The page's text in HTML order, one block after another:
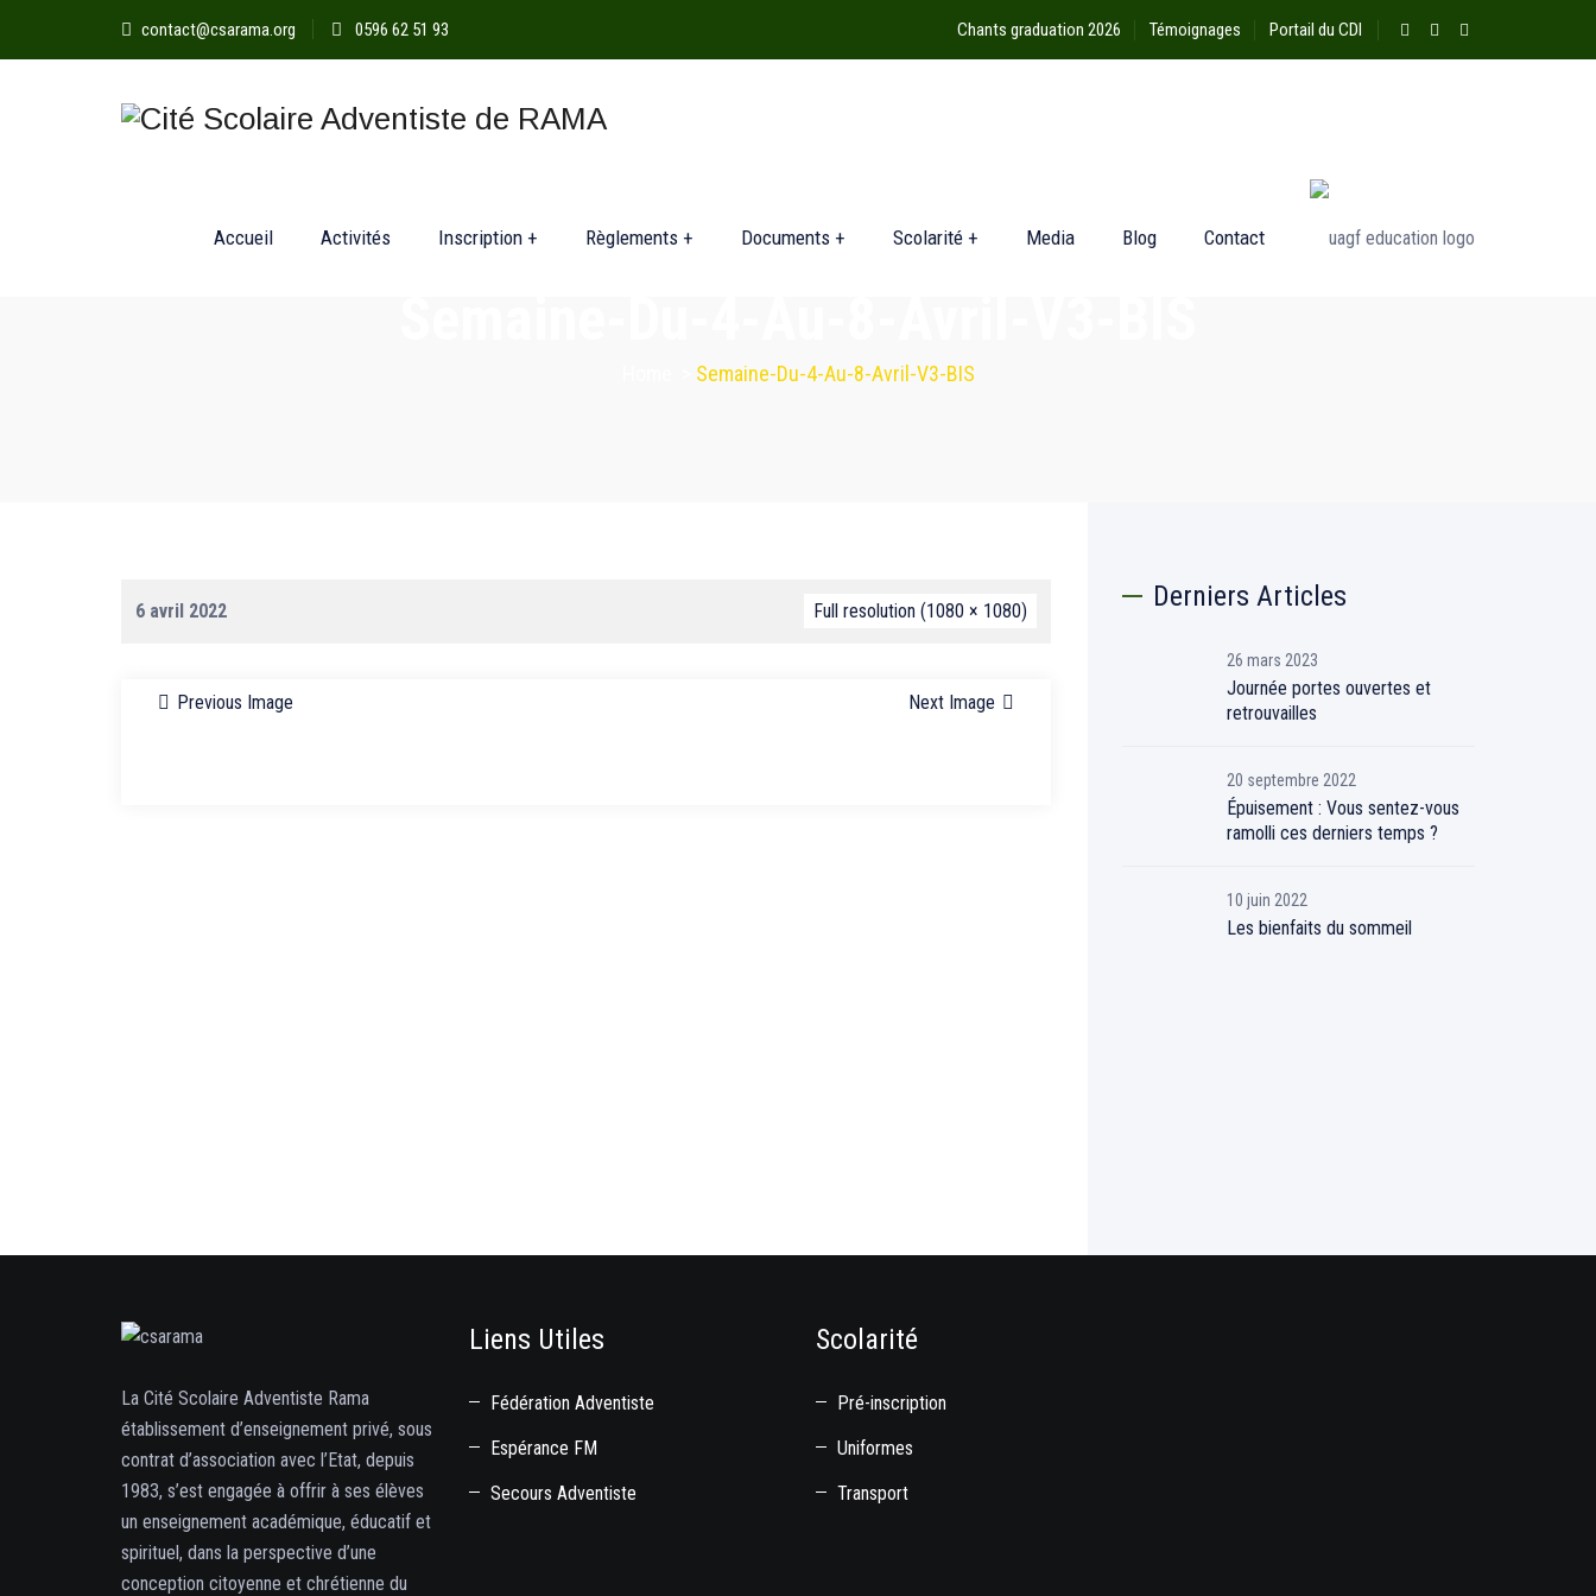
contact@csarama.org 0596 62 51 93 Chants graduation 2026 Témoignages Portail du CDI
Accueil Activités Inscription + Règlements + Documents + Scolarité + Media Blog Contact
Semaine-Du-4-Au-8-Avril-V3-BIS
6 avril 2022 Full resolution (1080 × 1080)
Previous Image Next Image
Derniers Articles
26 mars 2023
Journée portes ouvertes et
retrouvailles
20 septembre 2022
Épuisement : Vous sentez-vous
ramolli ces derniers temps ?
10 juin 2022
Les bienfaits du sommeil
La Cité Scolaire Adventiste Rama
établissement d’enseignement privé, sous
contrat d’association avec l’Etat, depuis
1983, s’est engagée à offrir à ses élèves
un enseignement académique, éducatif et
spirituel, dans la perspective d’une
conception citoyenne et chrétienne du
Liens Utiles
Fédération Adventiste
Espérance FM
Secours Adventiste
Scolarité
Pré-inscription
Uniformes
Transport